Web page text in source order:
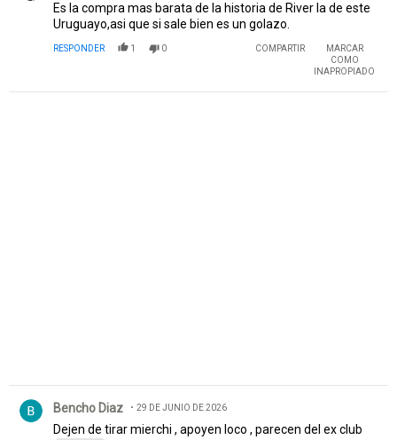
Es la compra mas barata de la historia de River la de este
Uruguayo,asi que si sale bien es un golazo.
RESPONDER 1 0 COMPARTIR
MARCAR
COMO
INAPROPIADO
Bencho Diaz 29 DE JUNIO DE 2026
Dejen de tirar mierchi , apoyen loco , parecen del ex club